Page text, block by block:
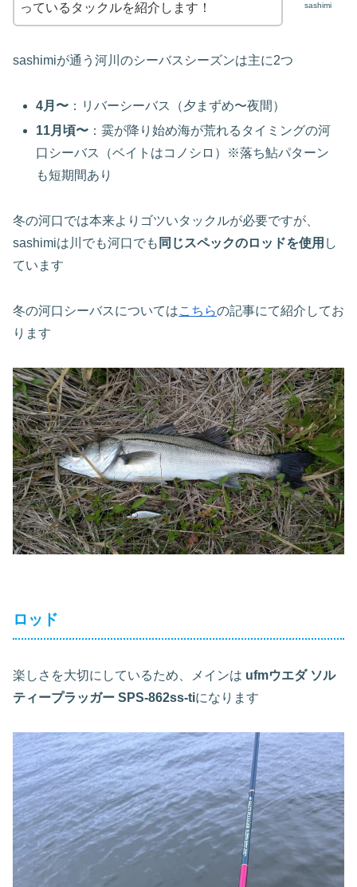
sashimi
っているタックルを紹介します！
sashimiが通う河川のシーバスシーズンは主に2つ
4月〜 ：リバーシーバス（夕まずめ〜夜間）
11月頃〜 ：霙が降り始め海が荒れるタイミングの河
口シーバス（ベイトはコノシロ）※落ち鮎パターン
も短期間あり
冬の河口では本来よりゴツいタックルが必要ですが、
sashimiは川でも河口でも 同じスペックのロッドを使用 し
ています
冬の河口シーバスについてはこちらの記事にて紹介してお
ります
ロッド
楽しさを大切にしているため、メインは ufmウエダ ソル
ティープラッガー SPS-862ss-tiになります